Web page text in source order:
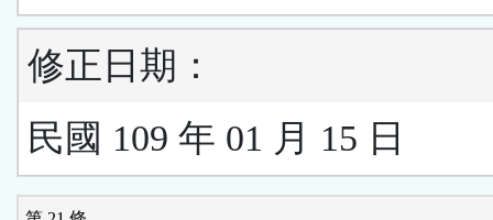
修正日期：
民國 109 年 01 月 15 日